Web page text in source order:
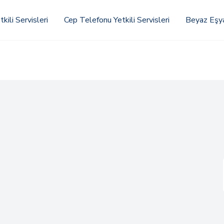
Servisleri Cep Telefonu Yetkili Servisleri Beyaz